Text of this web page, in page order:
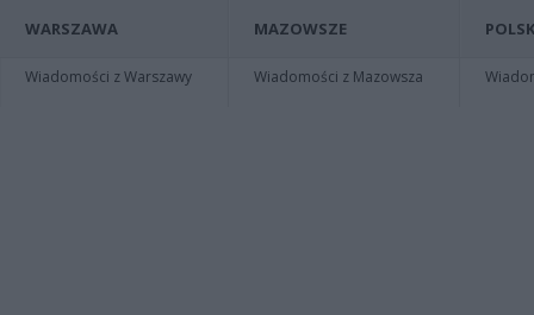
WARSZAWA
Wiadomości z Warszawy
MAZOWSZE
Wiadomości z Mazowsza